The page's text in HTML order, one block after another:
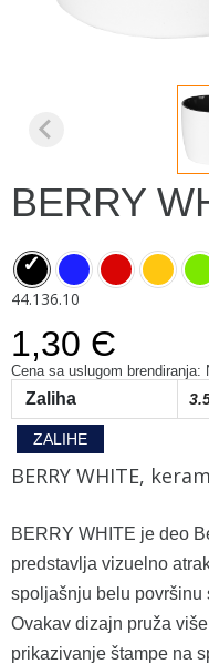
BERRY
44.136.10
1,30 Є
Cena sa uslugom brendiranja:
Zaliha
ZALIHE
BERRY WHITE,
BERRY WHITE je deo
predstavlja vizuelno
spoljašnju belu površinu
Ovakav dizajn pruža
prikazivanje štampe na